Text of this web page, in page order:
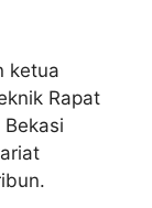
ketua
Rapat